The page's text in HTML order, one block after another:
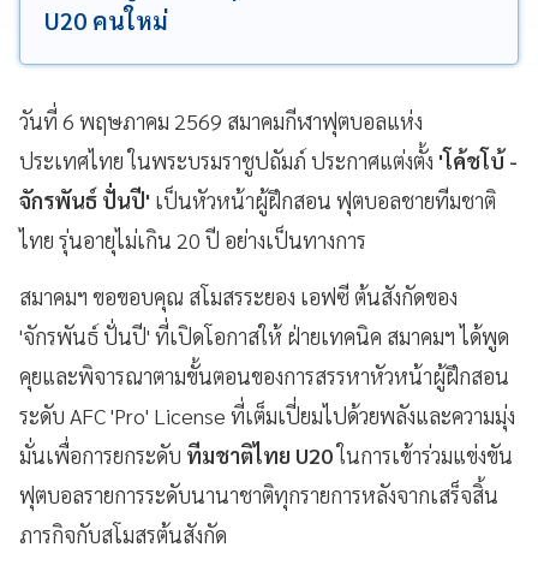
U20 คนใหม่
วันที่ 6 พฤษภาคม 2569 สมาคมกีฬาฟุตบอลแห่ง
ประเทศไทย ในพระบรมราชูปถัมภ์ ประกาศแต่งตั้ง 'โค้ชโบ้ -
จักรพันธ์ ปั่นปี' เป็นหัวหน้าผู้ฝึกสอน ฟุตบอลชายทีมชาติ
ไทย รุ่นอายุไม่เกิน 20 ปี อย่างเป็นทางการ
สมาคมฯ ขอขอบคุณ สโมสรระยอง เอฟซี ต้นสังกัดของ
'จักรพันธ์ ปั่นปี' ที่เปิดโอกาสให้ ฝ่ายเทคนิค สมาคมฯ ได้พูด
คุยและพิจารณาตามขั้นตอนของการสรรหาหัวหน้าผู้ฝึกสอน
ระดับ AFC 'Pro' License ที่เต็มเปี่ยมไปด้วยพลังและความมุ่ง
มั่นเพื่อการยกระดับ ทีมชาติไทย U20ในการเข้าร่วมแข่งขัน
ฟุตบอลรายการระดับนานาชาติทุกรายการหลังจากเสร็จสิ้น
ภารกิจกับสโมสรต้นสังกัด